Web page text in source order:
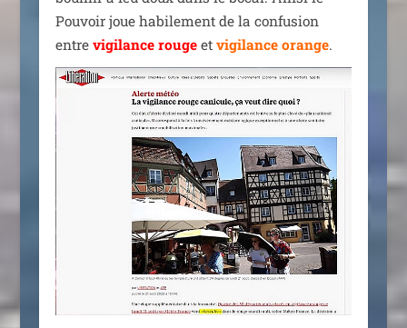
Pouvoir joue habi­le­ment de la confu­sion
entre vigi­lance rougeet vigi­lance orange.